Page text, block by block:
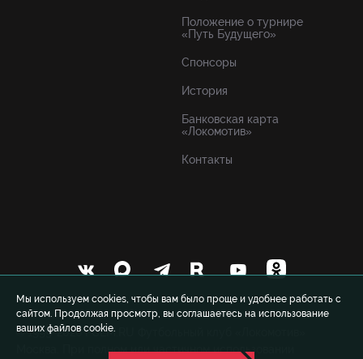
Мы используем cookies, чтобы вам было проще и удобнее работать с
сайтом. Продолжая просмотр, вы соглашаетесь на использование
ваших файлов cookie.
Положение о турнире
«Путь Будущего»
Спонсоры
История
Банковская карта
«Локомотив»
Контакты
© 1999-2026 FCLM.RU Футбольный клуб «Локомотив»
Москва. При полном или частичном использовании